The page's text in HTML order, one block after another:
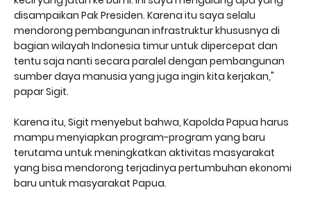
disampaikan Pak Presiden. Karena itu saya selalu
mendorong pembangunan infrastruktur khususnya di
bagian wilayah Indonesia timur untuk dipercepat dan
tentu saja nanti secara paralel dengan pembangunan
sumber daya manusia yang juga ingin kita kerjakan,"
papar Sigit.
Karena itu, Sigit menyebut bahwa, Kapolda Papua harus
mampu menyiapkan program-program yang baru
terutama untuk meningkatkan aktivitas masyarakat
yang bisa mendorong terjadinya pertumbuhan ekonomi
baru untuk masyarakat Papua.